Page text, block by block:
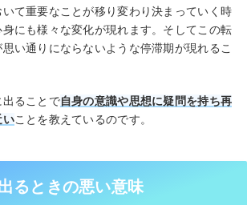
て重要なことが移り変わり決まっていく時
にも様々な変化が現れます。そしてこの転
い通りにならないような停滞期が現れるこ
ることで自身の意識や思想に疑問を持ち再
いことを教えているのです。
るときの悪い意味